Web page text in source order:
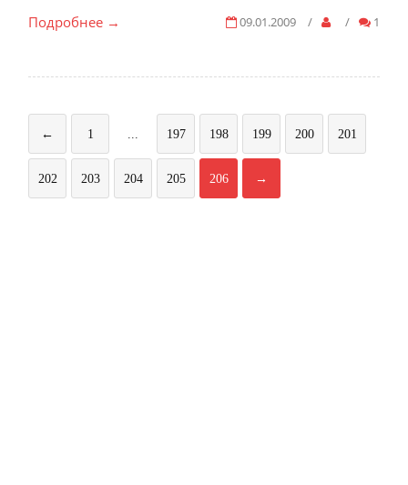
09.01.2009 / / 1
Подробнее →
← 1 ... 197 198 199 200 201
202 203 204 205 206 →